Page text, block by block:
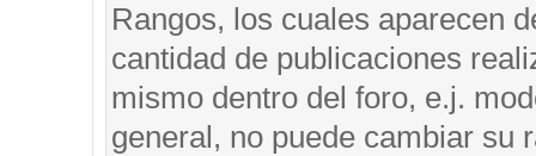
Rangos, los cuales aparecen
cantidad de publicaciones
mismo dentro del foro, e.j.
general, no puede cambiar su